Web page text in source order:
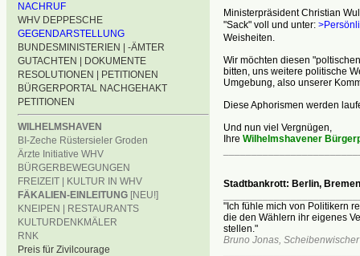
NACHRUF
WHV DEPPESCHE
GEGENDARSTELLUNG
BUNDESMINISTERIEN | -ÄMTER
GUTACHTEN | DOKUMENTE
RESOLUTIONEN | PETITIONEN
BÜRGERPORTAL NACHGEHAKT
PETITIONEN
WILHELMSHAVEN
BI-Zeche Rüstersieler Groden
Ärzte Initiative WHV
BÜRGERBEWEGUNGEN
FREIZEIT | KULTUR IN WHV
FÄKALIEN-EINLEITUNG [NEU!]
KNEIPEN | RESTAURANTS
KULTURDENKMÄLER
RNK
Preis für Zivilcourage
Ministerpräsident Christian
"Sack" voll und unter:
Weisheiten.
Wir möchten diesen
bitten, uns weitere politische
Umgebung, also unserer
Diese Aphorismen werden
Und nun viel Vergnügen,
Ihre Wilhelmshavener
Stadtbankrott: Berlin,
"Ich fühle mich von Politikern
die den Wählern ihr eigenes
stellen."
Bruno Jonas,